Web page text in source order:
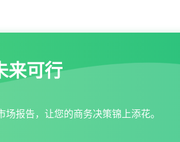
来可行
报告，让您的商务决策锦上添花。